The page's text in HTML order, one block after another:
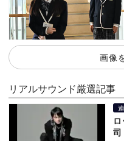
画像
リアルサウンド厳選記事
司